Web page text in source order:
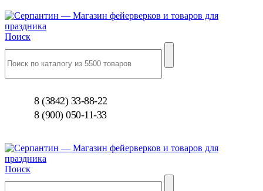
Поиск
8 (3842) 33-88-22
8 (900) 050-11-33
Поиск